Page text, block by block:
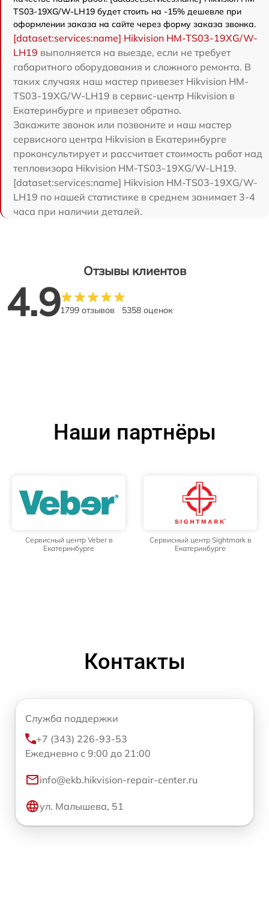
TS03-19XG/W-LH19 будет стоить на -15% дешевле при
оформлении заказа на сайте через форму заказа звонка.
[dataset:services:name] Hikvision HM-TS03-19XG/W-
LH19 выполняется на выезде, если не требует
габаритного оборудования и сложного ремонта. В
таких случаях наш мастер привезет Hikvision HM-
TS03-19XG/W-LH19 в сервис-центр Hikvision в
Екатеринбурге и привезет обратно.
Закажите звонок или позвоните и наш мастер
сервисного центра Hikvision в Екатеринбурге
проконсультирует и рассчитает стоимость работ над
тепловизора Hikvision HM-TS03-19XG/W-LH19.
[dataset:services:name] Hikvision HM-TS03-19XG/W-
LH19 по нашей статистике в среднем занимает 3-4
часа при наличии деталей.
Отзывы клиентов
4.91799 отзывов 5358 оценок
Наши партнёры
Сервисный центр Veber в
Екатеринбурге
Сервисный центр Sightmark в
Екатеринбурге
Контакты
Служба поддержки
+7 (343) 226-93-53
Ежедневно с 9:00 до 21:00
info@ekb.hikvision-repair-center.ru
ул. Малышева, 51